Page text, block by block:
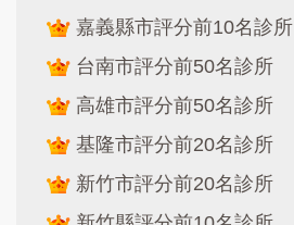
嘉義縣市評分前10名診所
台南市評分前50名診所
高雄市評分前50名診所
基隆市評分前20名診所
新竹市評分前20名診所